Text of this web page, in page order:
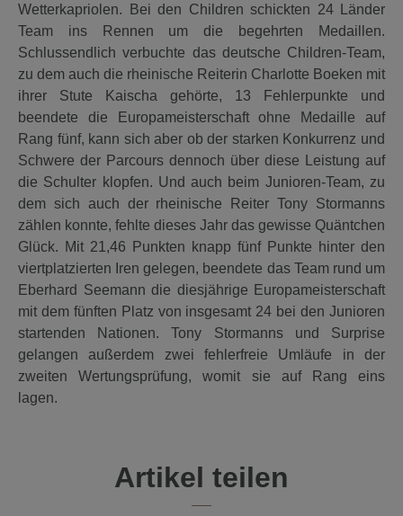
Wetterkapriolen. Bei den Children schickten 24 Länder
Team ins Rennen um die begehrten Medaillen.
Schlussendlich verbuchte das deutsche Children-Team,
zu dem auch die rheinische Reiterin Charlotte Boeken mit
ihrer Stute Kaischa gehörte, 13 Fehlerpunkte und
beendete die Europameisterschaft ohne Medaille auf
Rang fünf, kann sich aber ob der starken Konkurrenz und
Schwere der Parcours dennoch über diese Leistung auf
die Schulter klopfen. Und auch beim Junioren-Team, zu
dem sich auch der rheinische Reiter Tony Stormanns
zählen konnte, fehlte dieses Jahr das gewisse Quäntchen
Glück. Mit 21,46 Punkten knapp fünf Punkte hinter den
viertplatzierten Iren gelegen, beendete das Team rund um
Eberhard Seemann die diesjährige Europameisterschaft
mit dem fünften Platz von insgesamt 24 bei den Junioren
startenden Nationen. Tony Stormanns und Surprise
gelangen außerdem zwei fehlerfreie Umläufe in der
zweiten Wertungsprüfung, womit sie auf Rang eins
lagen.
Artikel teilen